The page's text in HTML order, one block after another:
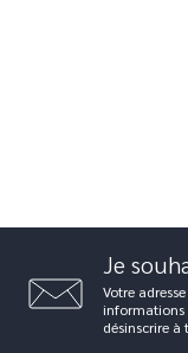
Je
Votre
informations
désinscrire